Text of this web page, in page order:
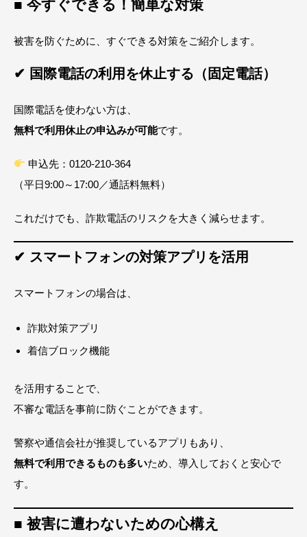
■ 今すぐできる！簡単な対策
被害を防ぐために、すぐできる対策をご紹介します。
✔ 国際電話の利用を休止する（固定電話）
国際電話を使わない方は、
無料で利用休止の申込みが可能です。
申込先：0120-210-364
（平日9:00～17:00／通話料無料）
これだけでも、詐欺電話のリスクを大きく減らせます。
✔ スマートフォンの対策アプリを活用
スマートフォンの場合は、
詐欺対策アプリ
着信ブロック機能
を活用することで、
不審な電話を事前に防ぐことができます。
警察や通信会社が推奨しているアプリもあり、
無料で利用できるものも多いため、導入しておくと安心で
す。
■ 被害に遭わないための心構え